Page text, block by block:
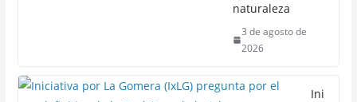
naturaleza
3 de agosto de
2026
Ini